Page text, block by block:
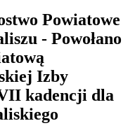
Powiatowe
- Powołano
Izby
kadencji dla